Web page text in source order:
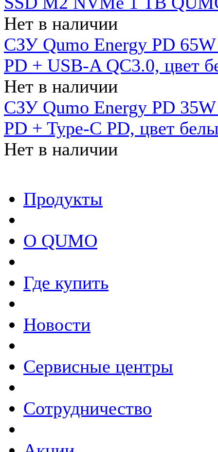
Нет в наличии
СЗУ Qumo Energy PD
PD + USB-A QC3.0, цвет
Нет в наличии
СЗУ Qumo Energy PD
PD + Type-C PD, цвет
Нет в наличии
Продукты
О QUMO
Где купить
Новости
Сервисные центры
Сотрудничество